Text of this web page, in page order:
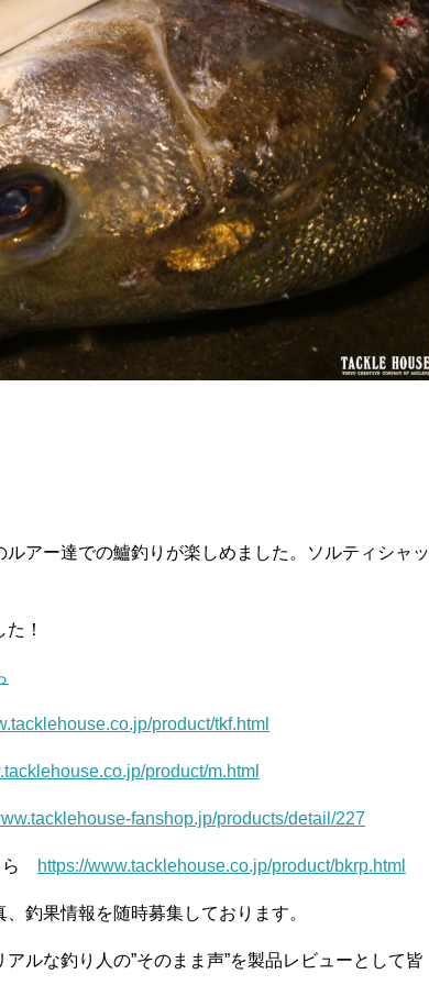
アー達での鱸釣りが楽しめました。ソルティシャッ
！
product/tkf.html
product/m.html
fanshop.jp/products/detail/227
ら https://www.tacklehouse.co.jp/product/bkrp.html
釣果情報を随時募集しております。
ルな釣り人の”そのまま声”を製品レビューとして皆